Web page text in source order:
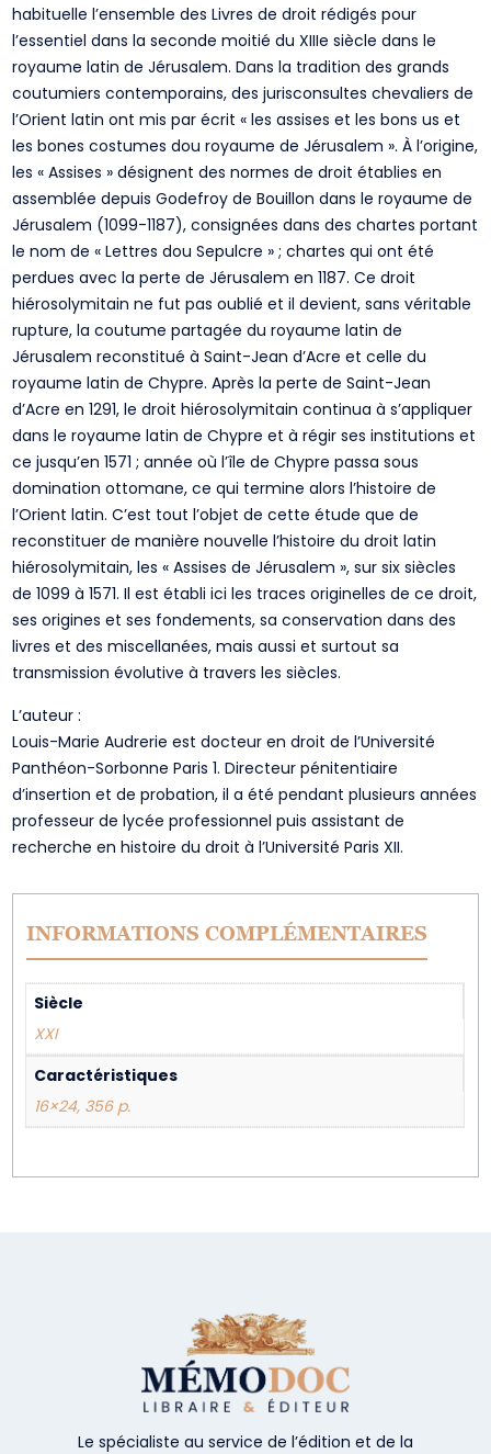
habituelle l’ensemble des Livres de droit rédigés pour
l’essentiel dans la seconde moitié du XIIIe siècle dans le
royaume latin de Jérusalem. Dans la tradition des grands
coutumiers contemporains, des jurisconsultes chevaliers de
l’Orient latin ont mis par écrit « les assises et les bons us et
les bones costumes dou royaume de Jérusalem ». À l’origine,
les « Assises » désignent des normes de droit établies en
assemblée depuis Godefroy de Bouillon dans le royaume de
Jérusalem (1099-1187), consignées dans des chartes portant
le nom de « Lettres dou Sepulcre » ; chartes qui ont été
perdues avec la perte de Jérusalem en 1187. Ce droit
hiérosolymitain ne fut pas oublié et il devient, sans véritable
rupture, la coutume partagée du royaume latin de
Jérusalem reconstitué à Saint-Jean d’Acre et celle du
royaume latin de Chypre. Après la perte de Saint-Jean
d’Acre en 1291, le droit hiérosolymitain continua à s’appliquer
dans le royaume latin de Chypre et à régir ses institutions et
ce jusqu’en 1571 ; année où l’île de Chypre passa sous
domination ottomane, ce qui termine alors l’histoire de
l’Orient latin. C’est tout l’objet de cette étude que de
reconstituer de manière nouvelle l’histoire du droit latin
hiérosolymitain, les « Assises de Jérusalem », sur six siècles
de 1099 à 1571. Il est établi ici les traces originelles de ce droit,
ses origines et ses fondements, sa conservation dans des
livres et des miscellanées, mais aussi et surtout sa
transmission évolutive à travers les siècles.
L’auteur :
Louis-Marie Audrerie est docteur en droit de l’Université
Panthéon-Sorbonne Paris 1. Directeur pénitentiaire
d’insertion et de probation, il a été pendant plusieurs années
professeur de lycée professionnel puis assistant de
recherche en histoire du droit à l’Université Paris XII.
INFORMATIONS COMPLÉMENTAIRES
Siècle
XXI
Caractéristiques
16×24, 356 p.
Le spécialiste au service de l’édition et de la